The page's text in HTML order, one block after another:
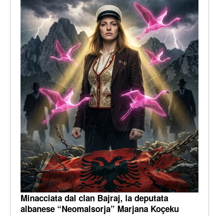
Minacciata dal clan Bajraj, la deputata
albanese “Neomalsorja” Marjana Koçeku